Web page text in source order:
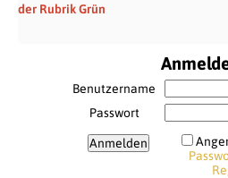
der Rubrik Grün
Benutzername
Passwort